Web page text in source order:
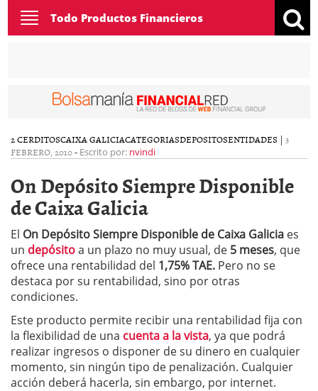
Toggle
navigation
Todo Productos Financieros
2 CERDITOSCAIXA GALICIACATEGORIASDEPOSITOSENTIDADES | 3
FEBRERO, 2010- Escrito por: nvindi
On Depósito Siempre Disponible
de Caixa Galicia
El On Depósito Siempre Disponible de Caixa Galicia es
un depósitoa un plazo no muy usual, de 5 meses, que
ofrece una rentabilidad del 1,75% TAE. Pero no se
destaca por su rentabilidad, sino por otras
condiciones.
Este producto permite recibir una rentabilidad fija con
la flexibilidad de una cuenta a la vista, ya que podrá
realizar ingresos o disponer de su dinero en cualquier
momento, sin ningún tipo de penalización. Cualquier
acción deberá hacerla, sin embargo, por internet.